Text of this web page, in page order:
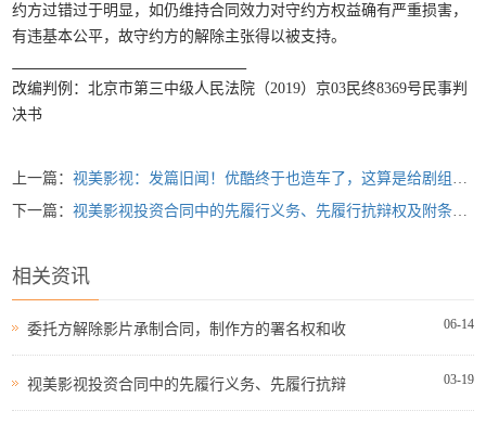
约方过错过于明显，如仍维持合同效力对守约方权益确有严重损害，
有违基本公平，故守约方的解除主张得以被支持。
改编判例：北京市第三中级人民法院（2019）京03民终8369号民事判
决书
上一篇：视美影视：发篇旧闻！优酷终于也造车了，这算是给剧组的一种启发
下一篇：视美影视投资合同中的先履行义务、先履行抗辩权及附条件生效条款的
相关资讯
06-14
委托方解除影片承制合同，制作方的署名权和收
03-19
视美影视投资合同中的先履行义务、先履行抗辩